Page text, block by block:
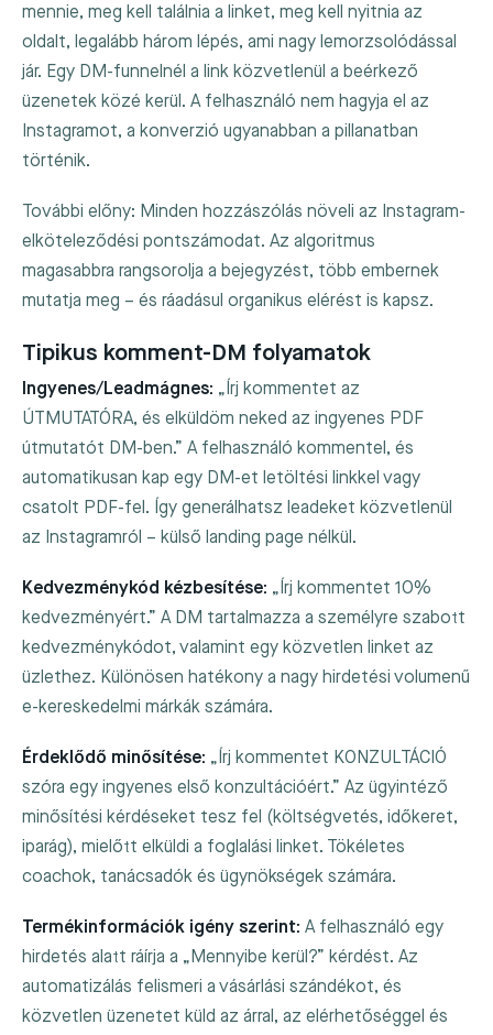
mennie, meg kell találnia a linket, meg kell nyitnia az
oldalt, legalább három lépés, ami nagy lemorzsolódással
jár. Egy DM-funnelnél a link közvetlenül a beérkező
üzenetek közé kerül. A felhasználó nem hagyja el az
Instagramot, a konverzió ugyanabban a pillanatban
történik.
További előny: Minden hozzászólás növeli az Instagram-
elköteleződési pontszámodat. Az algoritmus
magasabbra rangsorolja a bejegyzést, több embernek
mutatja meg – és ráadásul organikus elérést is kapsz.
Tipikus komment-DM folyamatok
Ingyenes/Leadmágnes: „Írj kommentet az
ÚTMUTATÓRA, és elküldöm neked az ingyenes PDF
útmutatót DM-ben.” A felhasználó kommentel, és
automatikusan kap egy DM-et letöltési linkkel vagy
csatolt PDF-fel. Így generálhatsz leadeket közvetlenül
az Instagramról – külső landing page nélkül.
Kedvezménykód kézbesítése: „Írj kommentet 10%
kedvezményért.” A DM tartalmazza a személyre szabott
kedvezménykódot, valamint egy közvetlen linket az
üzlethez. Különösen hatékony a nagy hirdetési volumenű
e-kereskedelmi márkák számára.
Érdeklődő minősítése: „Írj kommentet KONZULTÁCIÓ
szóra egy ingyenes első konzultációért.” Az ügyintéző
minősítési kérdéseket tesz fel (költségvetés, időkeret,
iparág), mielőtt elküldi a foglalási linket. Tökéletes
coachok, tanácsadók és ügynökségek számára.
Termékinformációk igény szerint: A felhasználó egy
hirdetés alatt ráírja a „Mennyibe kerül?” kérdést. Az
automatizálás felismeri a vásárlási szándékot, és
közvetlen üzenetet küld az árral, az elérhetőséggel és